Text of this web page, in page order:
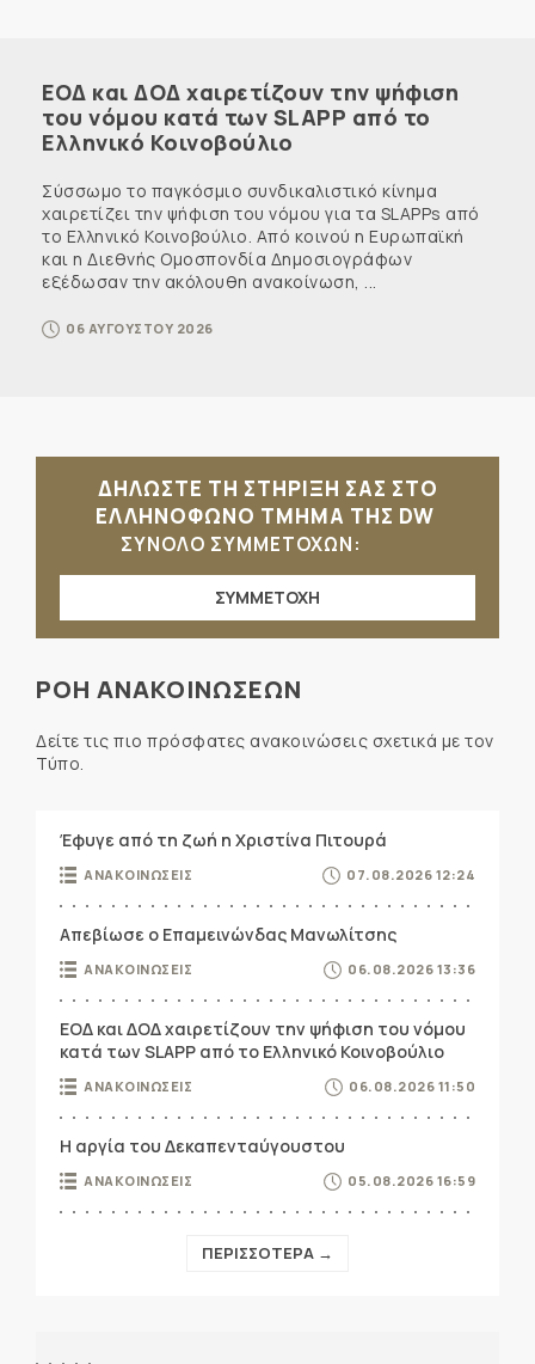
ΕΟΔ και ΔΟΔ χαιρετίζουν την ψήφιση
του νόμου κατά των SLAPP από το
Ελληνικό Κοινοβούλιο
Σύσσωμο το παγκόσμιο συνδικαλιστικό κίνημα
χαιρετίζει την ψήφιση του νόμου για τα SLAPPs από
το Ελληνικό Κοινοβούλιο. Από κοινού η Ευρωπαϊκή
και η Διεθνής Ομοσπονδία Δημοσιογράφων
εξέδωσαν την ακόλουθη ανακοίνωση, ...
06 ΑΥΓΟΥΣΤΟΥ 2026
ΔΗΛΩΣΤΕ ΤΗ ΣΤΗΡΙΞΗ ΣΑΣ ΣΤΟ
ΕΛΛΗΝΟΦΩΝΟ ΤΜΗΜΑ ΤΗΣ DW
ΣΥΝΟΛΟ ΣΥΜΜΕΤΟΧΩΝ:
ΣΥΜΜΕΤΟΧΗ
ΡΟΗ ΑΝΑΚΟΙΝΩΣΕΩΝ
Δείτε τις πιο πρόσφατες ανακοινώσεις σχετικά με τον
Τύπο.
Έφυγε από τη ζωή η Χριστίνα Πιτουρά
ΑΝΑΚΟΙΝΩΣΕΙΣ 07.08.2026 12:24
Απεβίωσε ο Επαμεινώνδας Μανωλίτσης
ΑΝΑΚΟΙΝΩΣΕΙΣ 06.08.2026 13:36
ΕΟΔ και ΔΟΔ χαιρετίζουν την ψήφιση του νόμου
κατά των SLAPP από το Ελληνικό Κοινοβούλιο
ΑΝΑΚΟΙΝΩΣΕΙΣ 06.08.2026 11:50
Η αργία του Δεκαπενταύγουστου
ΑΝΑΚΟΙΝΩΣΕΙΣ 05.08.2026 16:59
ΠΕΡΙΣΣΟΤΕΡΑ →